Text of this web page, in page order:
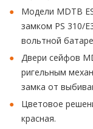
Модели MDTB
замком PS 310/
вольтной
Двери сейфов
ригельным
замка от
Цветовое
красная.